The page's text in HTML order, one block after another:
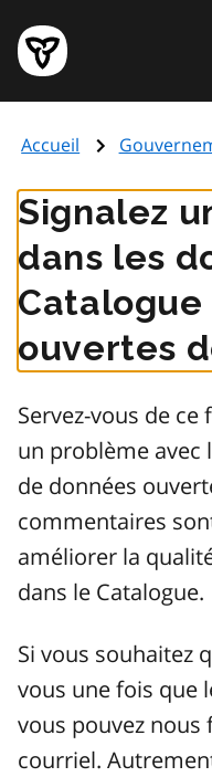
au
contenu
principal
Page
d'accueil
de
Accueil
Signalez
dans les
ouvertes
Servez-vous de
un problème avec
de données
commentaires
améliorer la
dans le Catalogue.
Si vous souhaitez
vous une fois que
vous pouvez
courriel.